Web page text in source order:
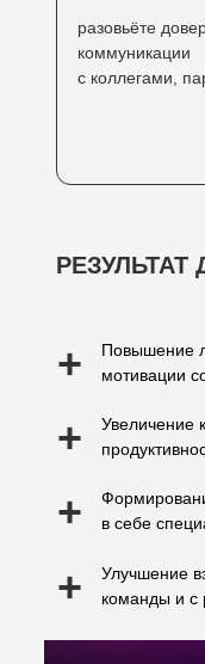
разовьёте
коммуникации
с коллегами,
+
Повышение
мотивации
+
Увеличение
+
в себе
+
Улучшение
команды и с